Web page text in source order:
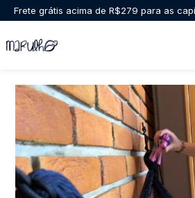
Frete grátis acima de R$279 para as